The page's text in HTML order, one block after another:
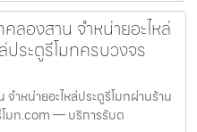
ลองสาน จำหน่ายอะไหล่
ประตูรีโมทครบวงจร
ำหน่ายอะไหล่ประตูรีโมทผ่านร้าน
โมท.com — บริการรับต